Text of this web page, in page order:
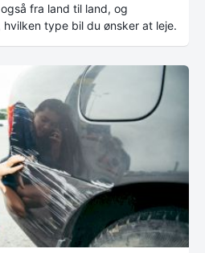
fra land til land, og
type bil du ønsker at leje.